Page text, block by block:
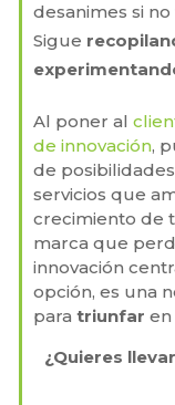
desanimes si
Sigue
Al poner al
de innovación,
de
servicios que
crecimiento de
marca que
innovación
opción, es una
para triunfar
¿Quieres